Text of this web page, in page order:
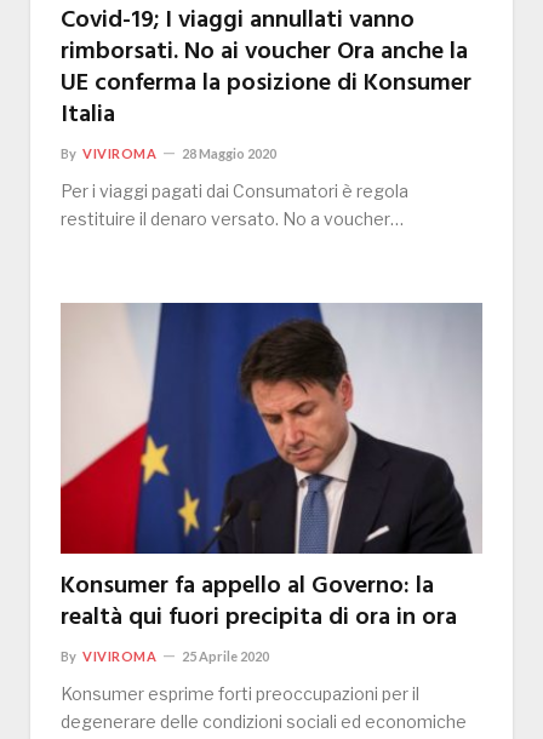
Covid-19; I viaggi annullati vanno
rimborsati. No ai voucher Ora anche la
UE conferma la posizione di Konsumer
Italia
By VIVIROMA 28 Maggio 2020
Per i viaggi pagati dai Consumatori è regola
restituire il denaro versato. No a voucher…
Konsumer fa appello al Governo: la
realtà qui fuori precipita di ora in ora
By VIVIROMA 25 Aprile 2020
Konsumer esprime forti preoccupazioni per il
degenerare delle condizioni sociali ed economiche